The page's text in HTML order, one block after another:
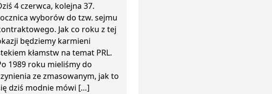
4 czerwca, kolejna 37.
wyborów do tzw. sejmu
Jak co roku z tej
będziemy karmieni
kłamstw na temat PRL.
1989 roku mieliśmy do
ze zmasowanym, jak to
dziś modnie mówi […]